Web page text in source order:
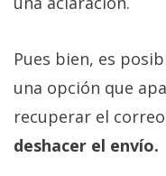
Pues bien, es
una opción que
recuperar el
deshacer el envío.